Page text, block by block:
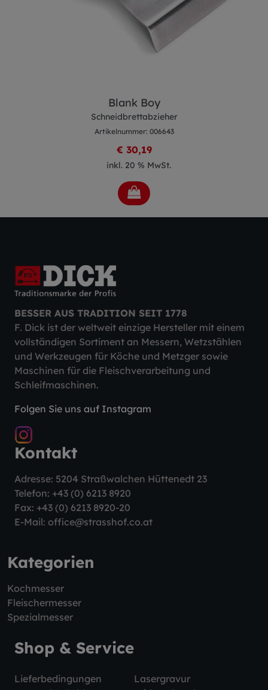
Blank Boy
Schneidbrettabzieher
Artikelnummer: 006643
€ 30,19
inkl. 20 % MwSt.
BESSER AUS TRADITION SEIT 1778
F. Dick ist der weltweit einzige Hersteller mit einem
vollständigen Sortiment an Messern, Wetzstählen
und Werkzeugen für Köche und Metzger sowie
Maschinen für die Fleischverarbeitung und
Schleifmaschinen.
Folgen Sie uns auf Instagram
Kontakt
Adresse: 5204 Straßwalchen Hüttenedt 23
Telefon: +43 (0) 6213 8920
Fax: +43 (0) 6213 8920-20
E-Mail: office@strasshof.co.at
Kategorien
Kochmesser
Fleischermesser
Spezialmesser
Shop & Service
Lieferbedingungen
Lasergravur